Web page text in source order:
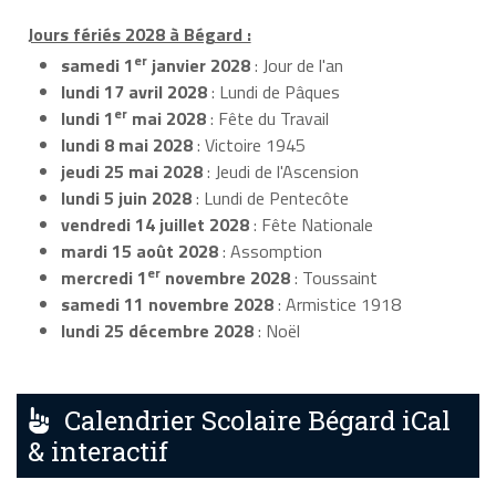
Jours fériés 2028 à Bégard :
samedi 1er janvier 2028: Jour de l'an
lundi 17 avril 2028: Lundi de Pâques
lundi 1er mai 2028: Fête du Travail
lundi 8 mai 2028: Victoire 1945
jeudi 25 mai 2028: Jeudi de l'Ascension
lundi 5 juin 2028: Lundi de Pentecôte
vendredi 14 juillet 2028: Fête Nationale
mardi 15 août 2028: Assomption
mercredi 1er novembre 2028: Toussaint
samedi 11 novembre 2028: Armistice 1918
lundi 25 décembre 2028: Noël
Calendrier Scolaire Bégard iCal
& interactif